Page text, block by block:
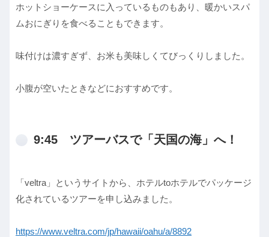
ホットショーケースに入っているものもあり、暖かいスパ
ムおにぎりを食べることもできます。
味付けは濃すぎず、お米も美味しくてびっくりしました。
小腹が空いたときなどにおすすめです。
9:45 ツアーバスで「天国の海」へ！
「veltra」というサイトから、ホテルtoホテルでパッケージ
化されているツアーを申し込みました。
https://www.veltra.com/jp/hawaii/oahu/a/8892